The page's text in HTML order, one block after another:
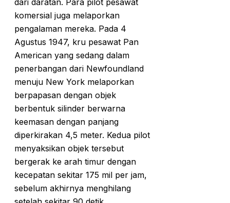
dari daratan. Para pilot pesawat
komersial juga melaporkan
pengalaman mereka. Pada 4
Agustus 1947, kru pesawat Pan
American yang sedang dalam
penerbangan dari Newfoundland
menuju New York melaporkan
berpapasan dengan objek
berbentuk silinder berwarna
keemasan dengan panjang
diperkirakan 4,5 meter. Kedua pilot
menyaksikan objek tersebut
bergerak ke arah timur dengan
kecepatan sekitar 175 mil per jam,
sebelum akhirnya menghilang